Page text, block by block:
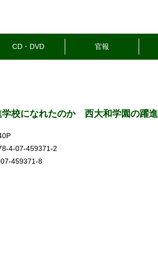
CD・DVD 官報
学校になれたのか 西大和学園の躍進
4-07-459371-2
459371-8